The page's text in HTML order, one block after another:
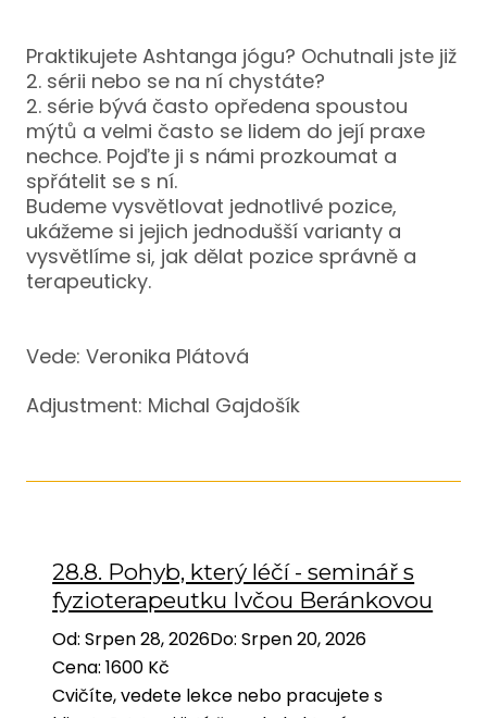
Praktikujete Ashtanga jógu? Ochutnali jste již
2. sérii nebo se na ní chystáte?
2. série bývá často opředena spoustou
mýtů a velmi často se lidem do její praxe
nechce. Pojďte ji s námi prozkoumat a
spřátelit se s ní.
Budeme vysvětlovat jednotlivé pozice,
ukážeme si jejich jednodušší varianty a
vysvětlíme si, jak dělat pozice správně a
terapeuticky.
Vede: Veronika Plátová
Adjustment: Michal Gajdošík
28.8. Pohyb, který léčí - seminář s
fyzioterapeutku Ivčou Beránkovou
Od: Srpen 28, 2026Do: Srpen 20, 2026
Cena: 1600 Kč
Cvičíte, vedete lekce nebo pracujete s